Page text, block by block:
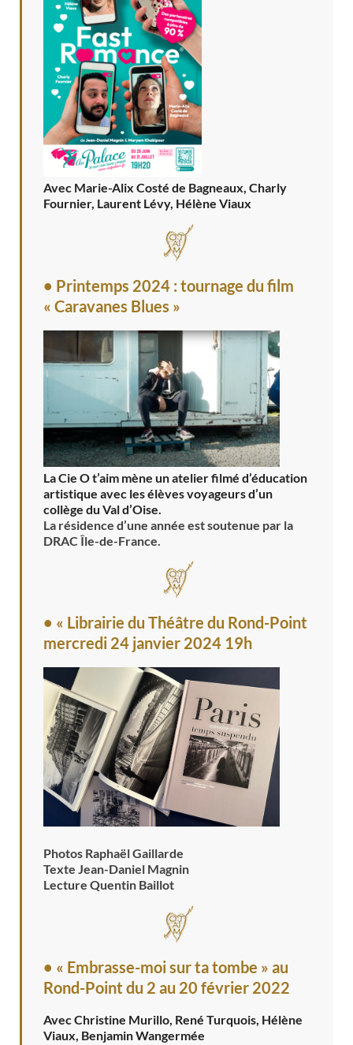
Avec Marie-Alix Costé de Bagneaux, Charly
Fournier, Laurent Lévy, Hélène Viaux
• Printemps 2024 : tournage du film
« Caravanes Blues »
La Cie O t’aim mène un atelier filmé d’éducation
artistique avec les élèves voyageurs d’un
collège du Val d’Oise.
La résidence d’une année est soutenue par la
DRAC Île-de-France.
• « Librairie du Théâtre du Rond-Point
mercredi 24 janvier 2024 19h
Photos Raphaël Gaillarde
Texte Jean-Daniel Magnin
Lecture Quentin Baillot
• « Embrasse-moi sur ta tombe » au
Rond-Point du 2 au 20 février 2022
Avec Christine Murillo, René Turquois, Hélène
Viaux, Benjamin Wangermée